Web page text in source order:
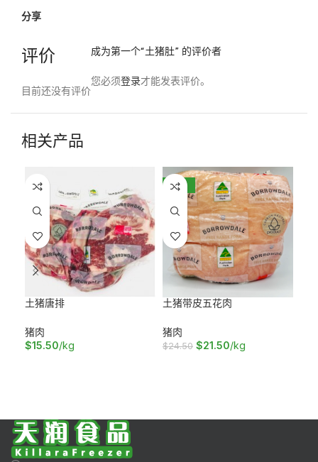
分享
评价
目前还没有评价
成为第一个“土猪肚” 的评价者
您必须登录才能发表评价。
相关产品
土猪唐排
猪肉
$15.50/kg
-12%
土猪带皮五花肉
猪肉
$24.50 $21.50/kg